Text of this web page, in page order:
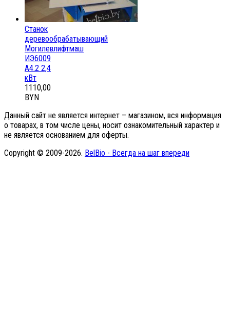
Станок
деревообрабатывающий
Могилевлифтмаш
ИЭ6009
А4.2 2,4
кВт
1110,00
BYN
Данный сайт не является интернет – магазином, вся информация
о товарах, в том числе цены, носит ознакомительный характер и
не является основанием для оферты.
Copyright © 2009-2026. BelBio - Всегда на шаг впереди